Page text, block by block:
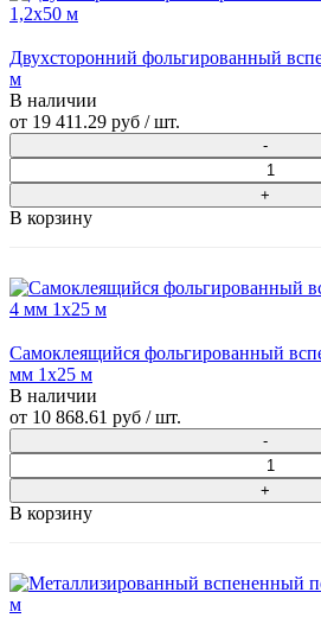
Двухсторонний фольгированный
м
В наличии
от 19 411.29 руб / шт.
В корзину
Самоклеящийся фольгированный
мм 1x25 м
В наличии
от 10 868.61 руб / шт.
В корзину